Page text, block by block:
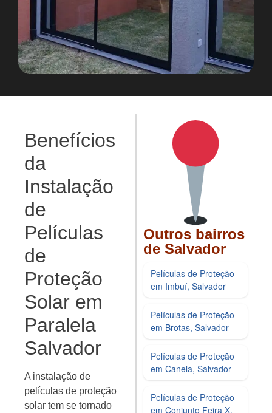
Benefícios
da
Instalação
de
Películas
de
Proteção
Solar em
Paralela
Salvador
A instalação de
películas de proteção
solar tem se tornado
Outros bairros
de Salvador
Películas de Proteção
em Imbuí, Salvador
Películas de Proteção
em Brotas, Salvador
Películas de Proteção
em Canela, Salvador
Películas de Proteção
em Conjunto Feira X,